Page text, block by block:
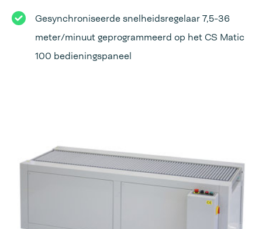
Gesynchroniseerde snelheidsregelaar 7,5-36
meter/minuut geprogrammeerd op het CS Matic
100 bedieningspaneel